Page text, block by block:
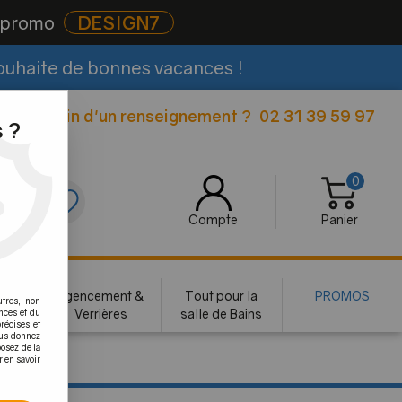
DESIGN7
de bonnes vacances !
Besoin d'un renseignement ? 02 31 39 59 97
Compte
0
Panier
Agencement &
Verrières
Tout pour la
salle de Bains
PROMOS
?
non
et du
et
donnez
de la
en savoir